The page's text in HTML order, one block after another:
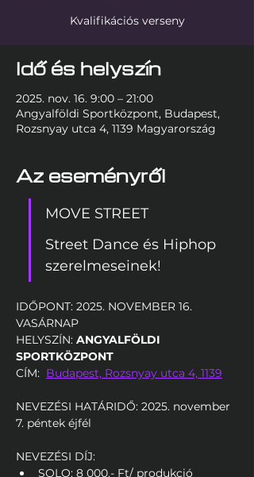
Kvalifikációs verseny
Idő és helyszín
2025. nov. 16. 9:00 – 21:00
Angyalföldi Sportközpont, Budapest,
Rozsnyay utca 4, 1139 Magyarország
Az eseményről
MOVE STREET
Street Dance és Hiphop
szerelmeseinek!
IDŐPONT: 2025. NOVEMBER 16.
VASÁRNAP
HELYSZÍN: ANGYALFÖLDI
SPORTKÖZPONT
CÍM: Budapest, Rozsnyay utca 4, 1139
NEVEZÉSI HATÁRIDŐ: 2025. november
7. péntek éjfél
NEVEZÉSI DÍJ:
SOLO: 8 000.- Ft/ produkció